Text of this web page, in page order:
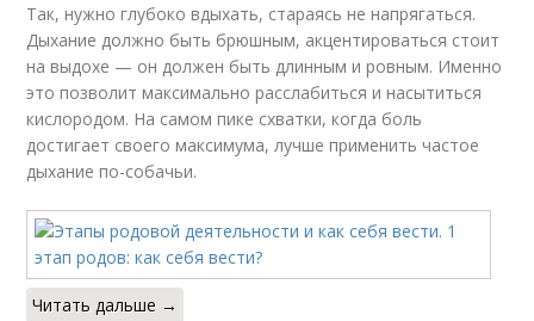
Так, нужно глубоко вдыхать, стараясь не напрягаться.
Дыхание должно быть брюшным, акцентироваться стоит
на выдохе — он должен быть длинным и ровным. Именно
это позволит максимально расслабиться и насытиться
кислородом. На самом пике схватки, когда боль
достигает своего максимума, лучше применить частое
дыхание по-собачьи.
Читать дальше →